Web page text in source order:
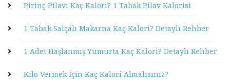
Pirinç Pilavı Kaç Kalori? 1 Tabak Pilav Kalorisi
1 Tabak Salçalı Makarna Kaç Kalori? Detaylı Rehber
1 Adet Haşlanmış Yumurta Kaç Kalori? Detaylı Rehber
Kilo Vermek İçin Kaç Kalori Almalısınız?